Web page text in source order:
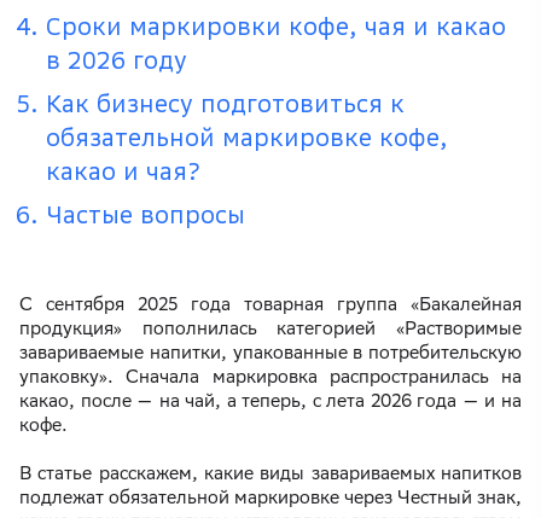
Сроки маркировки кофе, чая и какао
в 2026 году
Как бизнесу подготовиться к
обязательной маркировке кофе,
какао и чая?
Частые вопросы
С сентября 2025 года товарная группа «Бакалейная
продукция» пополнилась категорией «Растворимые
завариваемые напитки, упакованные в потребительскую
упаковку». Сначала маркировка распространилась на
какао, после — на чай, а теперь, с лета 2026 года — и на
кофе.
В статье расскажем, какие виды завариваемых напитков
подлежат обязательной маркировке через Честный знак,